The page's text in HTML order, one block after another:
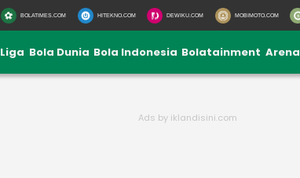
BOLATIMES.COM HITEKNO.COM DEWIKU.COM MOBIMOTO.COM
Liga Bola Dunia Bola Indonesia Bolatainment Arena